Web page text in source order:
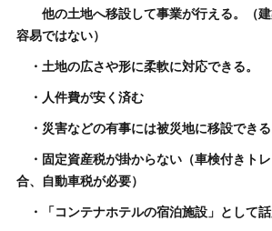
他の土地へ移設して事業が行える。（建
容易ではない）
・土地の広さや形に柔軟に対応できる。
・人件費が安く済む
・災害などの有事には被災地に移設できる
・固定資産税が掛からない（車検付きト
合、自動車税が必要）
・「コンテナホテルの宿泊施設」として話